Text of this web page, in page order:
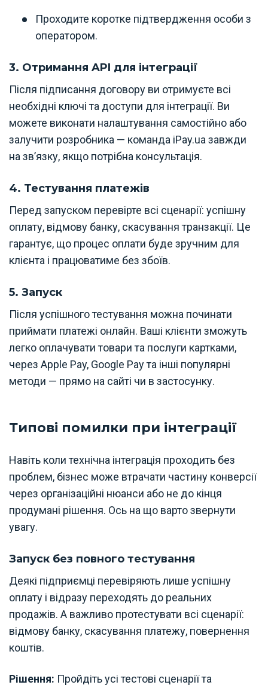
Проходите коротке підтвердження особи з
оператором.
3. Отримання API для інтеграції
Після підписання договору ви отримуєте всі
необхідні ключі та доступи для інтеграції. Ви
можете виконати налаштування самостійно або
залучити розробника — команда iPay.ua завжди
на зв’язку, якщо потрібна консультація.
4. Тестування платежів
Перед запуском перевірте всі сценарії: успішну
оплату, відмову банку, скасування транзакції. Це
гарантує, що процес оплати буде зручним для
клієнта і працюватиме без збоїв.
5. Запуск
Після успішного тестування можна починати
приймати платежі онлайн. Ваші клієнти зможуть
легко оплачувати товари та послуги картками,
через Apple Pay, Google Pay та інші популярні
методи — прямо на сайті чи в застосунку.
Типові помилки при інтеграції
Навіть коли технічна інтеграція проходить без
проблем, бізнес може втрачати частину конверсії
через організаційні нюанси або не до кінця
продумані рішення. Ось на що варто звернути
увагу.
Запуск без повного тестування
Деякі підприємці перевіряють лише успішну
оплату і відразу переходять до реальних
продажів. А важливо протестувати всі сценарії:
відмову банку, скасування платежу, повернення
коштів.
Рішення: Пройдіть усі тестові сценарії та